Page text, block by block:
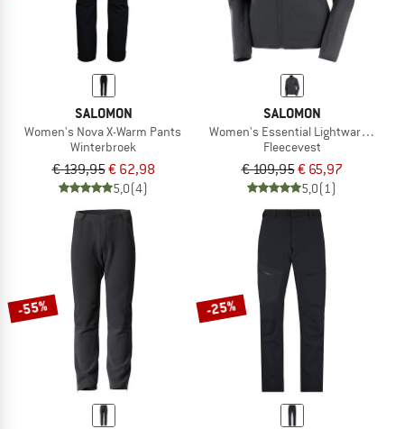
SALOMON
Women's Nova X-Warm Pants
Winterbroek
€ 139,95€ 62,98
5,0(4)
SALOMON
Women's Essential Lightwarm
Fleecevest
€ 109,95€ 65,97
5,0(1)
-55% -25%